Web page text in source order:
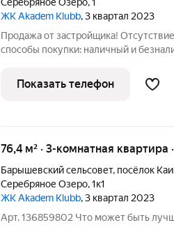
ЖК Akadem Klubb, 3 квартал 2023
Продажа от застройщика!
способы покупки: наличный и
разработаны с учетом сценария
каскадом спускаются
Показать телефон
76,4 м² · 3-комнатная квартира
Барышевский сельсовет, посёлок
Серебряное Озеро,1к1
ЖК Akadem Klubb, 3 квартал 2023
Арт. 136859802 Что может быть